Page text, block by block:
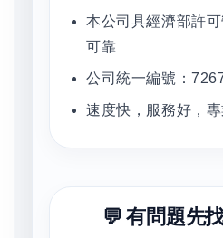
本公司具經濟部許
可靠
公司統一編號：
速度快，服務好，
💬 有問題先